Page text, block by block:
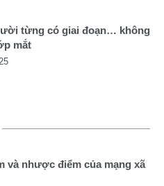
từng có giai đoạn… không
mắt
và nhược điểm của mạng xã